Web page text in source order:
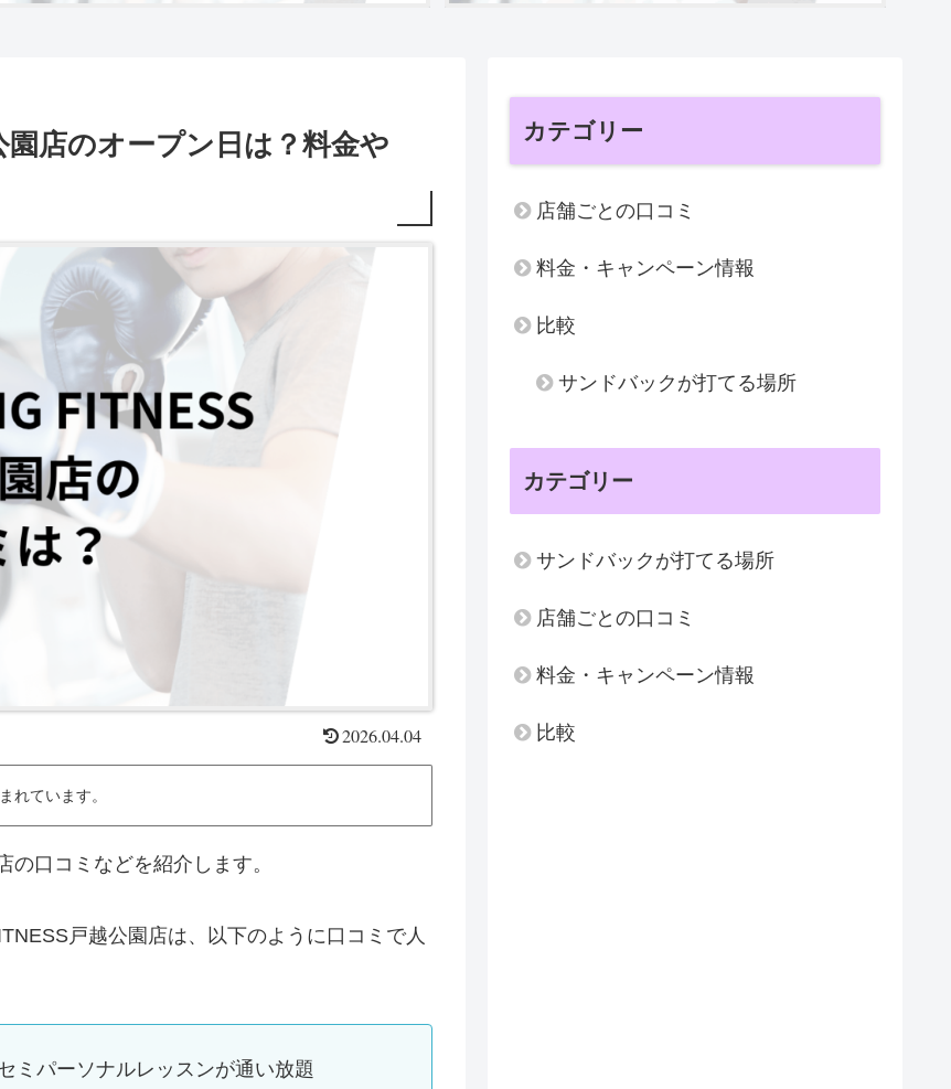
店のオープン日は？料金や
2026.04.04
れています。
口コミなどを紹介します。
戸越公園店は、以下のように口コミで人
ミパーソナルレッスンが通い放題
カテゴリー
店舗ごとの口コミ
料金・キャンペーン情報
比較
サンドバックが打てる場所
カテゴリー
サンドバックが打てる場所
店舗ごとの口コミ
料金・キャンペーン情報
比較